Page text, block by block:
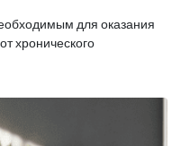
для оказания
хронического